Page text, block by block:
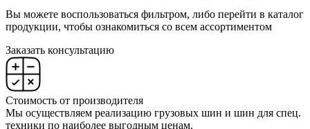
Вы можете воспользоваться фильтром, либо перейти в каталог
продукции, чтобы ознакомиться со всем ассортиментом
Заказать консультацию
Стоимость от производителя
Мы осуществляем реализацию грузовых шин и шин для спец.
техники по наиболее выгодным ценам.